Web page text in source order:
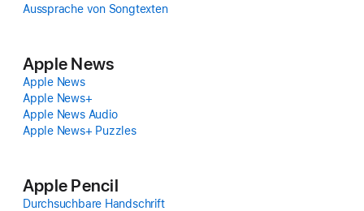
Aussprache von Song­texten
Apple News
Apple News
Apple News+
Apple News Audio
Apple News+ Puzzles
Apple Pencil
Durchsuchbare Hand­schrift